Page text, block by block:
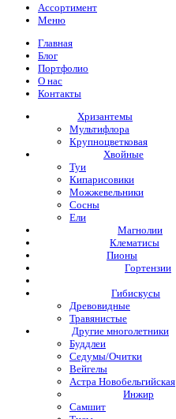
Ассортимент
Меню
Главная
Блог
Портфолио
О нас
Контакты
Хризантемы
Мультифлора
Крупноцветковая
Хвойные
Туи
Кипарисовики
Можжевельники
Сосны
Ели
Магнолии
Клематисы
Пионы
Гортензии
Гибискусы
Древовидные
Травянистые
Другие многолетники
Буддлеи
Седумы/Очитки
Вейгелы
Астра Новобельгийская
Инжир
Самшит